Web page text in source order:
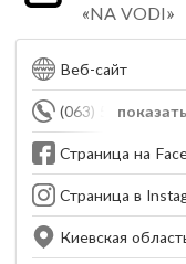
«NA VODI»
Веб-сайт
показать
(063) 554-54-45
Страница на
Страница в
Киевская